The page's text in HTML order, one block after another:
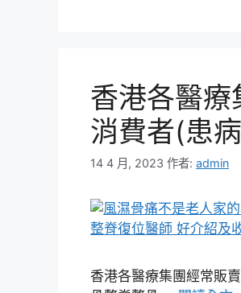
香港各醫
消費者(患
14 4 月, 2023 作者: admin
香港各醫療集團經常販